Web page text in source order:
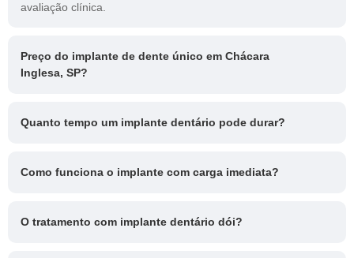
avaliação clínica.
Preço do implante de dente único em Chácara
Inglesa, SP?
Quanto tempo um implante dentário pode durar?
Como funciona o implante com carga imediata?
O tratamento com implante dentário dói?